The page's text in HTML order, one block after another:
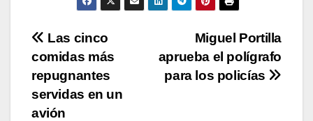
Navegación
de
entradas
Miguel Portilla
aprueba el polígrafo
para los policías
Las cinco
comidas más
repugnantes
servidas en un
avión